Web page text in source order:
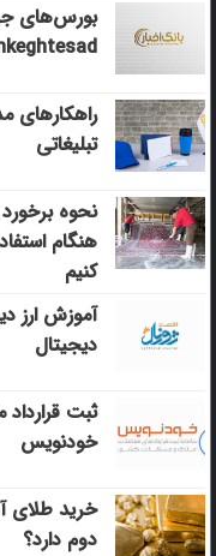
بورس‌های
راهکارهای
تبلیغاتی
نحوه
هنگام
کنیم
آموزش ارز
دیجیتال
ثبت
خودنویس
خرید طلای
دوم دارد؟